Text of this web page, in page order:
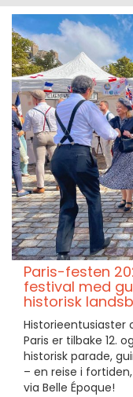
Paris-festen
festival med
historisk
Historieentusiaster
Paris er tilbake 12.
historisk parade,
– en reise i
via Belle Époque!